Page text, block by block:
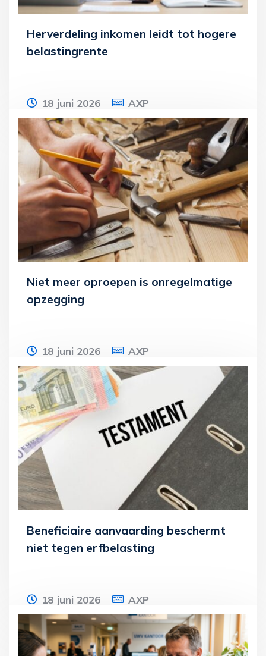
Herverdeling inkomen leidt tot hogere
belastingrente
18 juni 2026 AXP
Een echtpaar vraagt om herverdeling van
de gezamenlijke inkomensbestanddelen
over 2019. De inspecteur legt een
Lees meer
Niet meer oproepen is onregelmatige
opzegging
18 juni 2026 AXP
De beslissing van de werkgever om een
werknemer met een nulurencontract niet
meer op te roepen voor werkzaamheden
moet
Lees meer
Beneficiaire aanvaarding beschermt
niet tegen erfbelasting
18 juni 2026 AXP
Een vrouw overlijdt in 2022 en laat een
testament na uit 1986. Daarin benoemt zij